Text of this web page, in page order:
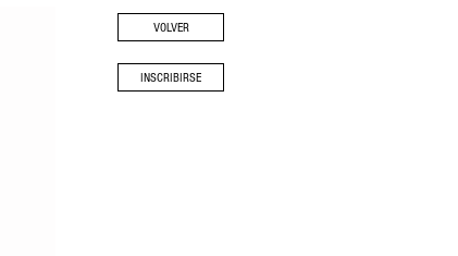
VOLVER
INSCRIBIRSE